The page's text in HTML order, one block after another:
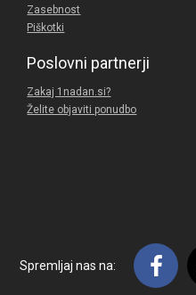
Zasebnost
Piškotki
Poslovni partnerji
Zakaj 1nadan.si?
Želite objaviti ponudbo
Spremljaj nas na: